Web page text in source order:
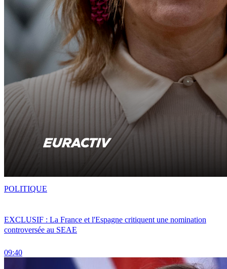
EXCLUSIF : La France et l'Espagne critiquent une nomination
controversée au SEAE
09:40
POLITIQUE